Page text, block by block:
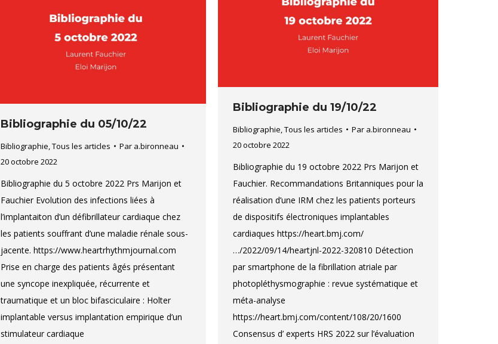
Bibliographie du 19/10/22
Bibliographie,Tous les articles Par a.bironneau
20 octobre 2022
Bibliographie du 19 octobre 2022 Prs Marijon et
Fauchier. Recommandations Britanniques pour la
réalisation d’une IRM chez les patients porteurs
de dispositifs électroniques implantables
cardiaques https://heart.bmj.com/
…/2022/09/14/heartjnl-2022-320810 Détection
par smartphone de la fibrillation atriale par
photopléthysmographie : revue systématique et
méta-analyse
https://heart.bmj.com/content/108/20/1600
Consensus d’ experts HRS 2022 sur l’évaluation
Bibliographie du 05/10/22
Bibliographie,Tous les articles Par a.bironneau
20 octobre 2022
Bibliographie du 5 octobre 2022 Prs Marijon et
Fauchier Evolution des infections liées à
l’implantaiton d’un défibrillateur cardiaque chez
les patients souffrant d’une maladie rénale sous-
jacente. https://www.heartrhythmjournal.com
Prise en charge des patients âgés présentant
une syncope inexpliquée, récurrente et
traumatique et un bloc bifasciculaire : Holter
implantable versus implantation empirique d’un
stimulateur cardiaque